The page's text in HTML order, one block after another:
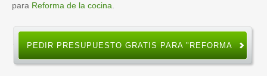
para Reforma de la cocina
PEDIR PRESUPUESTO GRATIS PARA "REFORMA